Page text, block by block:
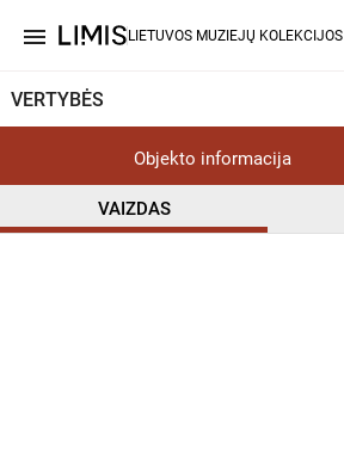
menu LIETUVOS MUZIEJŲ KOLEKCIJOS
VERTYBĖS
Objekto informacija
VAIZDAS